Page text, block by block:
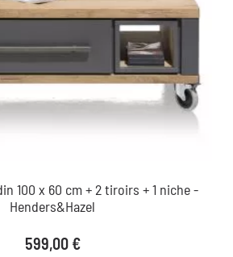
100 x 60 cm + 2 tiroirs + 1 niche -
Henders&Hazel
Prix
599,00 €